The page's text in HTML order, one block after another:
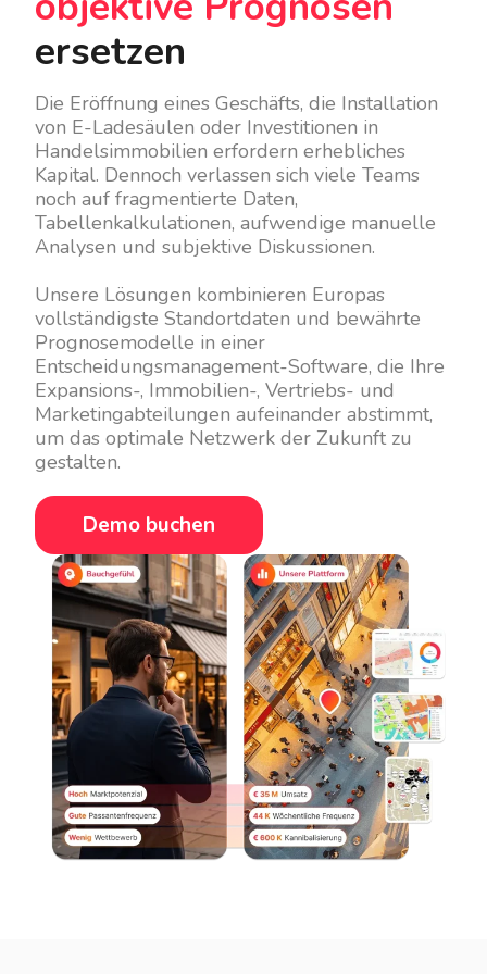
ersetzen
Die Eröffnung eines Geschäfts, die Installation
von E-Ladesäulen oder Investitionen in
Handelsimmobilien erfordern erhebliches
Kapital. Dennoch verlassen sich viele Teams
noch auf fragmentierte Daten,
Tabellenkalkulationen, aufwendige manuelle
Analysen und subjektive Diskussionen.
Unsere Lösungen kombinieren Europas
vollständigste Standortdaten und bewährte
Prognosemodelle in einer
Entscheidungsmanagement-Software, die Ihre
Expansions-, Immobilien-, Vertriebs- und
Marketingabteilungen aufeinander abstimmt,
um das optimale Netzwerk der Zukunft zu
gestalten.
Demo buchen